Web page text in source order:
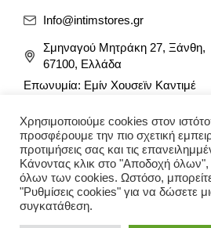
Info@intimstores.gr
Σμηναγού Μητράκη 27, Ξάνθη,
67100, Ελλάδα
Επωνυμία: Εμίν Χουσεϊν Καντιμέ
Αρ. Γ.Ε.ΜΗ: 012349946000
Χρησιμοποιούμε cookies στον
προσφέρουμε την πιο σχετική
προτιμήσεις σας και τις
Κάνοντας κλικ στο "Αποδοχή
όλων των cookies. Ωστόσο, μπορείτε
"Ρυθμίσεις cookies" για να δώσετε
συγκατάθεση.